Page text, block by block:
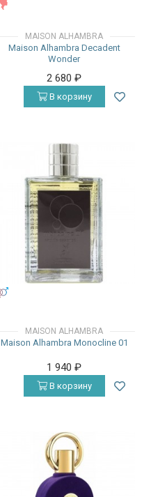
MAISON ALHAMBRA
Maison Alhambra Decadent
Wonder
2 680₽
В корзину
MAISON ALHAMBRA
Maison Alhambra Monocline 01
1 940₽
В корзину